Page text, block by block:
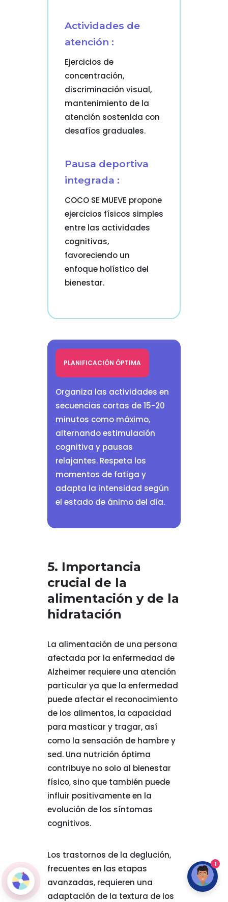
Actividades de
atención :
Ejercicios de
concentración,
discriminación visual,
mantenimiento de la
atención sostenida con
desafíos graduales.
Pausa deportiva
integrada :
COCO SE MUEVE propone
ejercicios físicos simples
entre las actividades
cognitivas,
favoreciendo un
enfoque holístico del
bienestar.
PLANIFICACIÓN ÓPTIMA
Organiza las actividades en
secuencias cortas de 15-20
minutos como máximo,
alternando estimulación
cognitiva y pausas
relajantes. Respeta los
momentos de fatiga y
adapta la intensidad según
el estado de ánimo del día.
5. Importancia
crucial de la
alimentación y de la
hidratación
La alimentación de una persona
afectada por la enfermedad de
Alzheimer requiere una atención
particular ya que la enfermedad
puede afectar el reconocimiento
de los alimentos, la capacidad
para masticar y tragar, así
como la sensación de hambre y
sed. Una nutrición óptima
contribuye no solo al bienestar
físico, sino que también puede
influir positivamente en la
evolución de los síntomas
cognitivos.
Los trastornos de la deglución,
frecuentes en las etapas
avanzadas, requieren una
adaptación de la textura de los
1